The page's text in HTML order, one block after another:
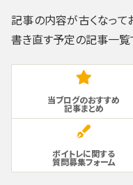
記事の内容が古くなって
書き直す予定の記事一覧
当ブログのおすすめ
記事まとめ
ボイトレに関する
質問募集フォーム